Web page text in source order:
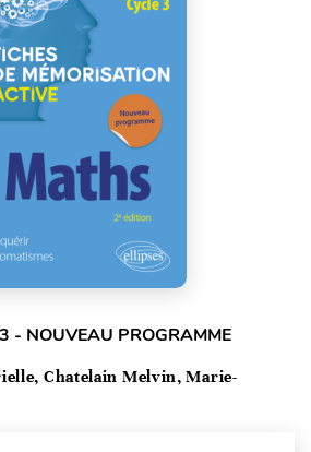
- NOUVEAU PROGRAMME
Chatelain Melvin, Marie-